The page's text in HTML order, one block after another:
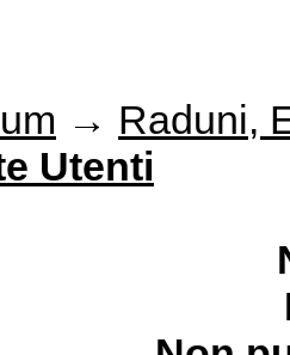
→ Raduni,
Utenti